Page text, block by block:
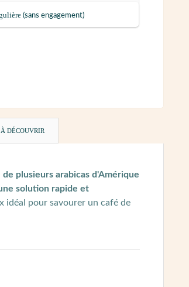
(sans engagement)
DÉCOUVRIR
plusieurs arabicas d'Amérique
solution rapide et
idéal pour savourer un café de